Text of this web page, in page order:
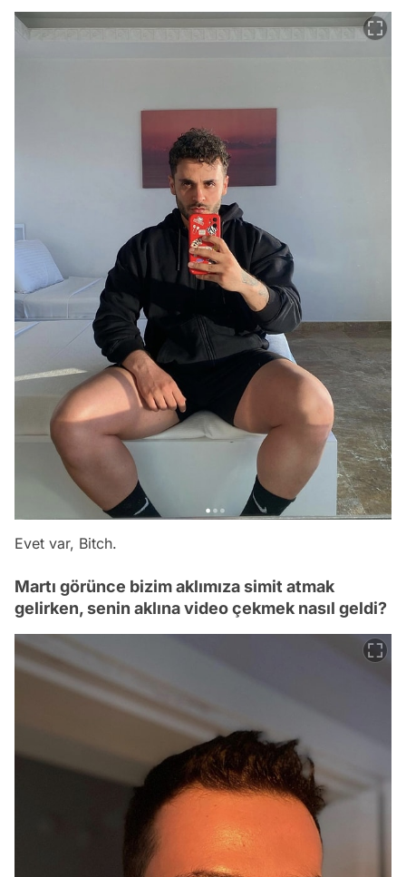
Evet var, Bitch.
Martı görünce bizim aklımıza simit atmak
gelirken, senin aklına video çekmek nasıl geldi?